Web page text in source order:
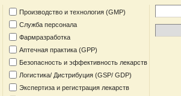
Производство и технология (GMP)
Служба персонала
Фармразработка
Аптечная практика (GPP)
Безопасность и эффективность лекарств
Логистика/ Дистрибуция (GSP/ GDP)
Экспертиза и регистрация лекарств